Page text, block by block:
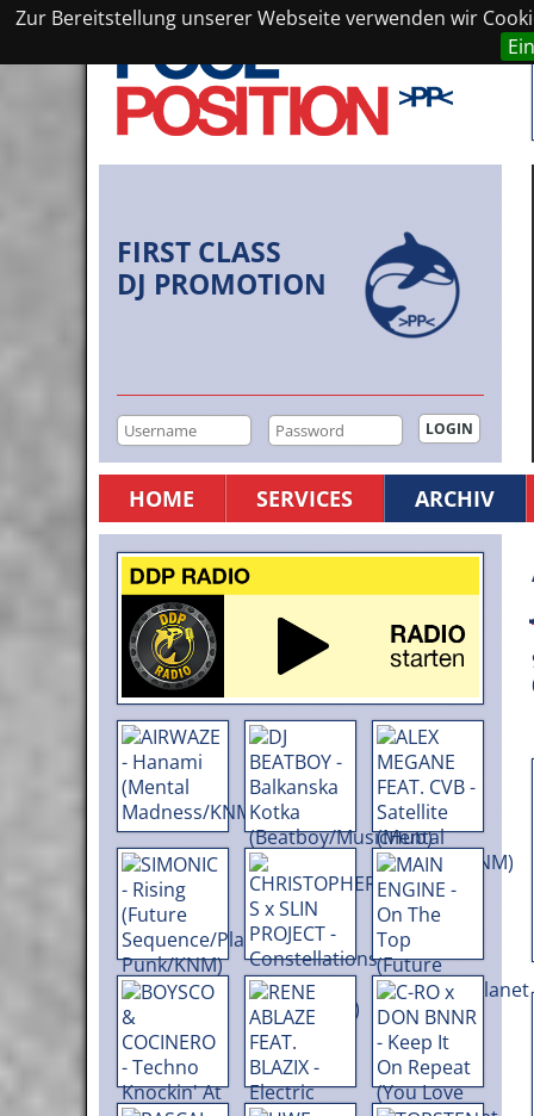
Zur Bereitstellung unserer Webseite verwenden wir
FIRST CLASS
DJ PROMOTION
HOME SERVICES ARCHIV